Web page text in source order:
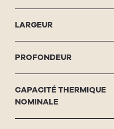
LARGEUR
PRO­FONDEUR
CAPAC­ITÉ THER­MIQUE
NOM­I­NALE